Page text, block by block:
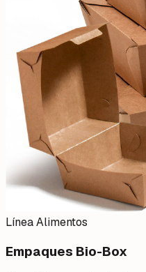
Línea Alimentos
Empaques Bio-Box